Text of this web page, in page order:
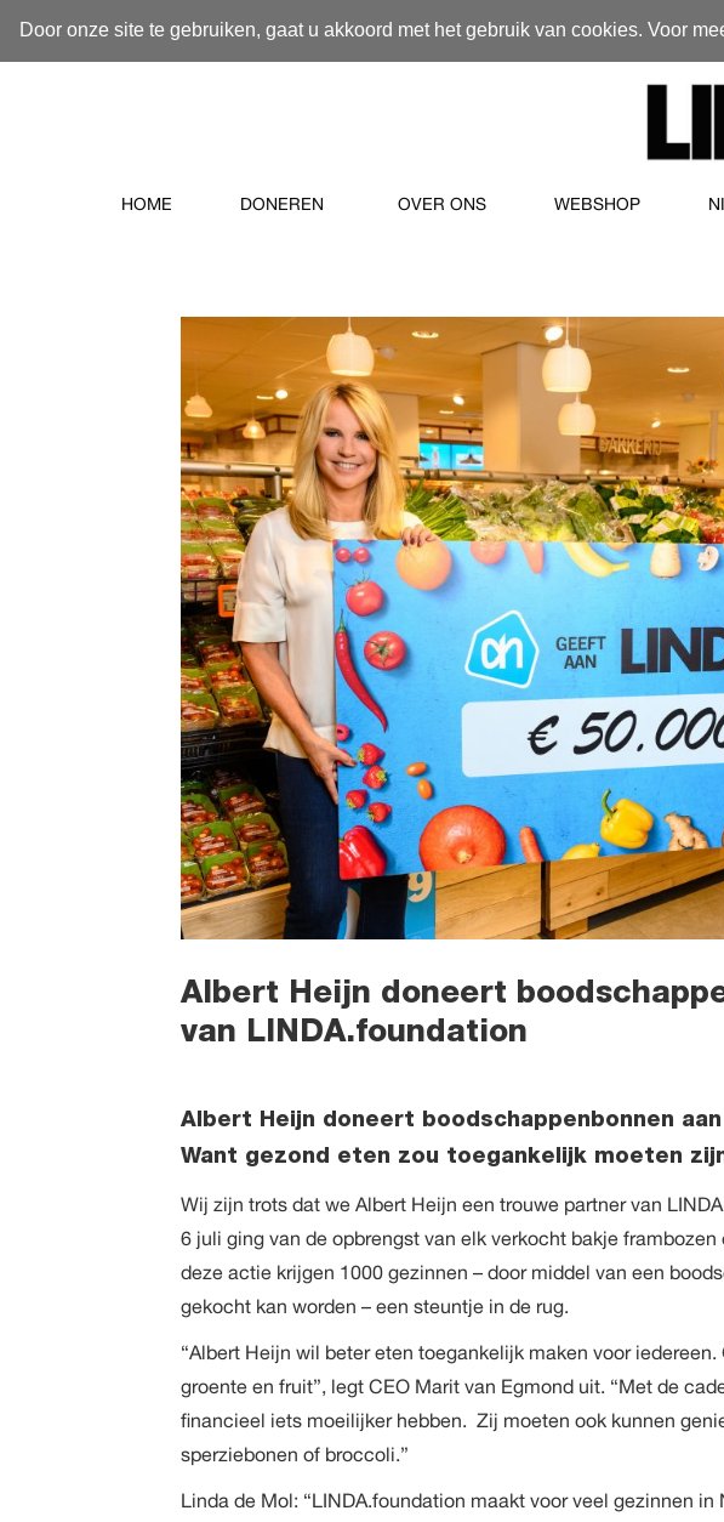
Door onze site te gebruiken, gaat u akkoord met het gebruik van cookies. Voor
HOME DONEREN OVER ONS WEBSHOP
Albert Heijn doneert
van LINDA.foundation
Albert Heijn doneert boodschappenbonnen
Want gezond eten zou toegankelijk moeten
Wij zijn trots dat we Albert Heijn een trouwe partner van
6 juli ging van de opbrengst van elk verkocht bakje
deze actie krijgen 1000 gezinnen – door middel van een
gekocht kan worden – een steuntje in de rug.
“Albert Heijn wil beter eten toegankelijk maken voor
groente en fruit”, legt CEO Marit van Egmond uit. “Met de
financieel iets moeilijker hebben. Zij moeten ook kunnen
sperziebonen of broccoli.”
Linda de Mol: “LINDA.foundation maakt voor veel gezinnen